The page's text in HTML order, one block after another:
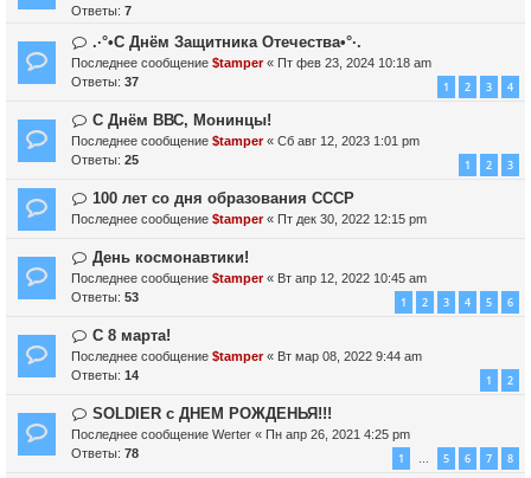
Ответы: 7
.·°•С Днём Защитника Отечества•°·.
Последнее сообщение $tamper« Пт фев 23, 2024 10:18 am
Ответы: 37 1 2 3 4
С Днём ВВС, Монинцы!
Последнее сообщение $tamper« Сб авг 12, 2023 1:01 pm
Ответы: 25 1 2 3
100 лет со дня образования СССР
Последнее сообщение $tamper« Пт дек 30, 2022 12:15 pm
День космонавтики!
Последнее сообщение $tamper« Вт апр 12, 2022 10:45 am
Ответы: 53 1 2 3 4 5 6
С 8 марта!
Последнее сообщение $tamper« Вт мар 08, 2022 9:44 am
Ответы: 14 1 2
SOLDIER с ДНЕМ РОЖДЕНЬЯ!!!
Последнее сообщение Werter « Пн апр 26, 2021 4:25 pm
Ответы: 78 1 … 5 6 7 8